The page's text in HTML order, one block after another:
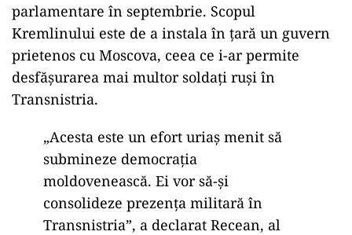
parlamentare în septembrie. Scopul
Kremlinului este de a instala în țară un guvern
prietenos cu Moscova, ceea ce i-ar permite
desfășurarea mai multor soldați ruși în
Transnistria.
„Acesta este un efort uriaș menit să
submineze democrația
moldovenească. Ei vor să-și
consolideze prezența militară în
Transnistria”, a declarat Recean, al